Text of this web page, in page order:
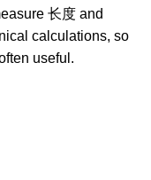
长度 and
calculations, so
useful.